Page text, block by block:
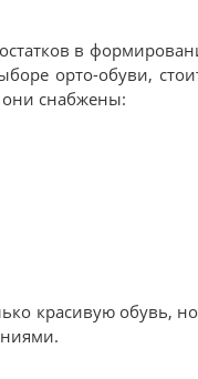
в
орто-обуви,
они снабжены:
красивую обувь,